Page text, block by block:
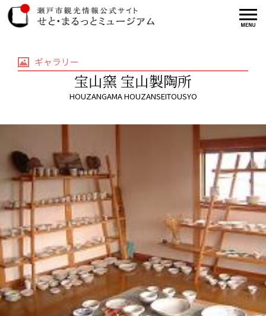
ギャラリー
宝山窯 宝山製陶所
HOUZANGAMA HOUZANSEITOUSYO